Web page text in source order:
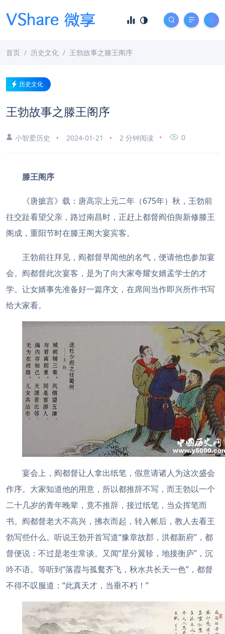
首页 历史文化 王勃故事之滕王阁序
历史文化
王勃故事之滕王阁序
小智爱历史 2024-01-21 2 分钟阅读 0
滕王阁序
《唐摭言》载：唐高宗上元二年（675年）秋，王勃前
往交趾看望父亲，路过南昌时，正赶上都督阎伯舆新修滕王
阁成，重阳节时在滕王阁大宴宾客。
王勃前往拜见，阎都督早闻他的名气，便请他也参加宴
会。阎都督此次宴客，是为了向大家夸耀女婿孟学士的才
学。让女婿事先准备好一篇序文，在席间当作即兴所作书写
给大家看。
宴会上，阎都督让人拿出纸笔，假意请诸人为这次盛会
作序。大家知道他的用意，所以都推辞不写，而王勃以一个
二十几岁的青年晚辈，竟不推辞，接过纸笔，当众挥笔而
书。阎都督老大不高兴，拂衣而起，转入帐后，教人去看王
勃写些什么。听说王勃开首写道“豫章故郡，洪都新府”，都
督便说：不过是老生常谈。又闻“星分翼轸，地接衡庐”，沉
吟不语。等听到“落霞与孤鹜齐飞，秋水共长天一色”，都督
不得不叹服道：“此真天才，当垂不朽！”